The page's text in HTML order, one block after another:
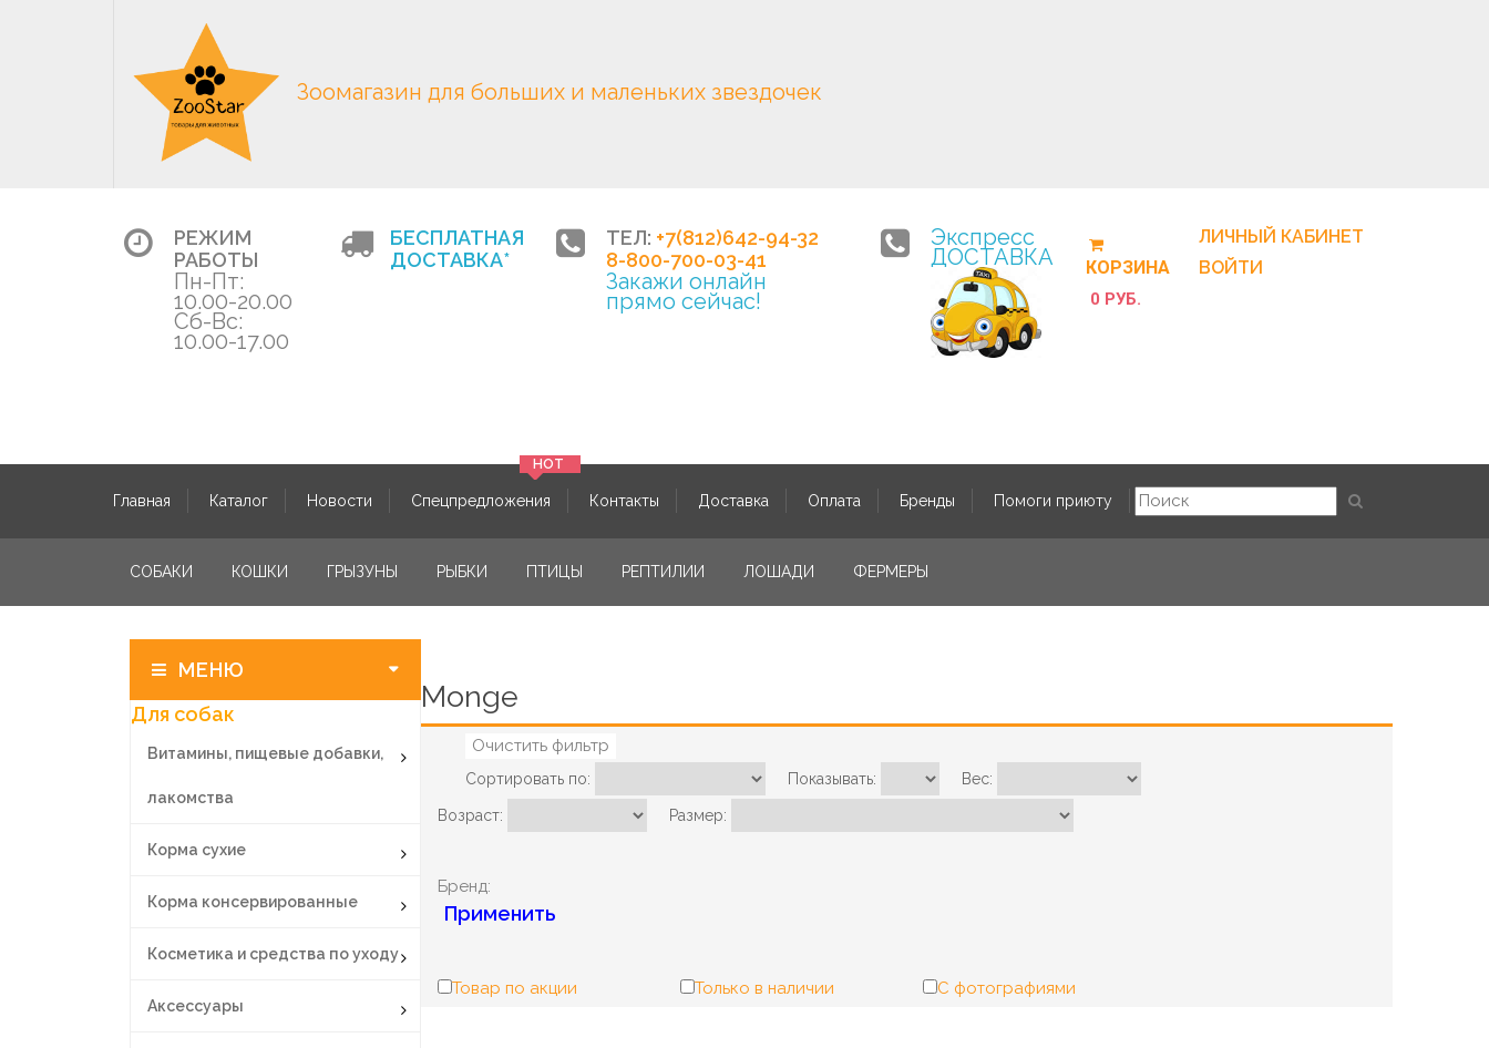
Зоомагазин для больших и маленьких звездочек
РЕЖИМ
РАБОТЫ
Пн-Пт:
10.00-20.00
Сб-Вс:
10.00-17.00
БЕСПЛАТНАЯ
ДОСТАВКА*
ТЕЛ: +7(812)642-94-32
8-800-700-03-41
Закажи онлайн
прямо сейчас!
Экспресс
ДОСТАВКА КОРЗИНА
0 РУБ.
ЛИЧНЫЙ КАБИНЕТ
ВОЙТИ
Главная Каталог Новости Спецпредложения Контакты Доставка Оплата Бренды Помоги приюту
СОБАКИ КОШКИ ГРЫЗУНЫ РЫБКИ ПТИЦЫ РЕПТИЛИИ ЛОШАДИ ФЕРМЕРЫ
МЕНЮ
Для собак
Витамины, пищевые добавки,
лакомства
Корма сухие
Корма консервированные
Косметика и средства по уходу
Аксессуары
Monge
Очистить фильтр
Сортировать по: Показывать: Вес:
Возраст: Размер:
Бренд:
Применить
Товар по акции Только в наличии С фотографиями